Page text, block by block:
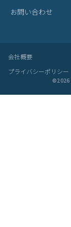
お問い合わせ
会社概要
プライバシーポリシー
©2026